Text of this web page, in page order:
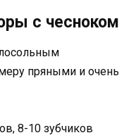
с чесноком
пряными и очень
8-10 зубчиков